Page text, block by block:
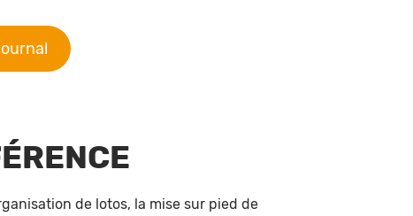
de lotos, la mise sur pied de